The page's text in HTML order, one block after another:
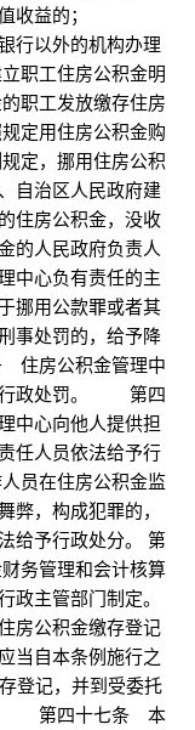
值收益的；
行以外的机构办理
职工住房公积金明
职工发放缴存住房
定用住房公积金购
，挪用住房公积
自治区人民政府建
住房公积金，没收
的人民政府负责人
中心负有责任的主
挪用公款罪或者其
事处罚的，给予降
房公积金管理中
行政处罚。 第四
中心向他人提供担
任人员依法给予行
在住房公积金监
，构成犯罪的，
给予行政处分。 第
管理和会计核算
政主管部门制定。
公积金缴存登记
当自本条例施行之
登记，并到受委托
。 第四十七条 本